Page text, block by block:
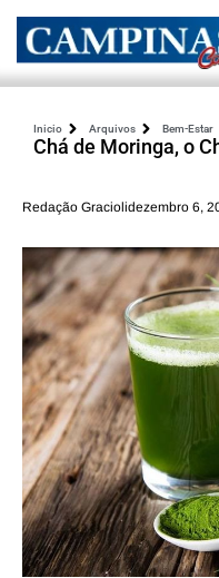
Inicio Arquivos Bem-Estar
Chá de Moringa, o
Redação Graciolidezembro 6,